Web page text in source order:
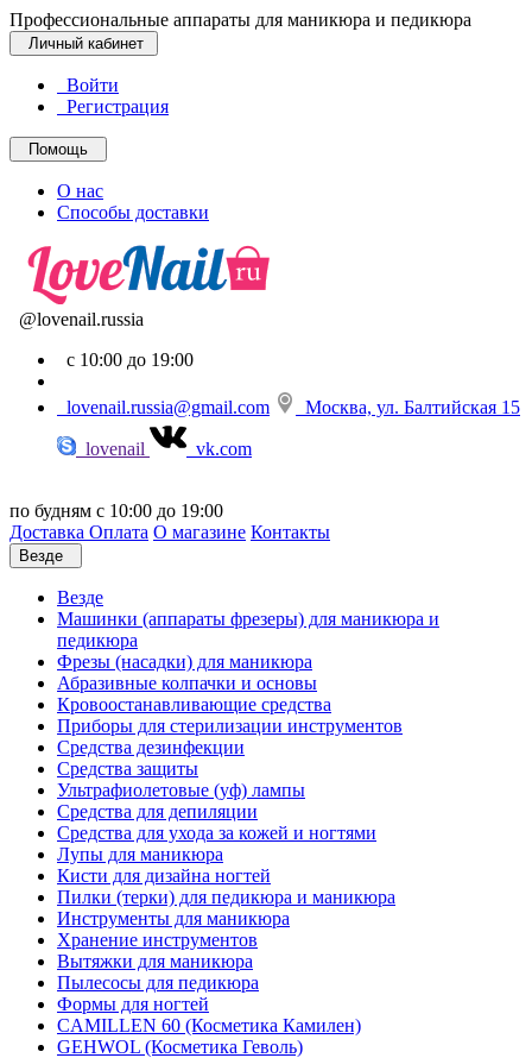
Профессиональные аппараты для маникюра и педикюра
Личный кабинет
Войти
Регистрация
Помощь
О нас
Способы доставки
@lovenail.russia
с 10:00 до 19:00
lovenail.russia@gmail.com Москва, ул. Балтийская 15
lovenail vk.com
по будням с 10:00 до 19:00
Доставка Оплата О магазине Контакты
Везде
Везде
Машинки (аппараты фрезеры) для маникюра и
педикюра
Фрезы (насадки) для маникюра
Абразивные колпачки и основы
Кровоостанавливающие средства
Приборы для стерилизации инструментов
Средства дезинфекции
Средства защиты
Ультрафиолетовые (уф) лампы
Средства для депиляции
Средства для ухода за кожей и ногтями
Лупы для маникюра
Кисти для дизайна ногтей
Пилки (терки) для педикюра и маникюра
Инструменты для маникюра
Хранение инструментов
Вытяжки для маникюра
Пылесосы для педикюра
Формы для ногтей
CAMILLEN 60 (Косметика Камилен)
GEHWOL (Косметика Геволь)